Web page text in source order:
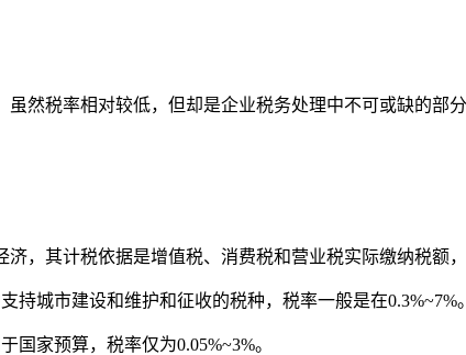
然税率相对较低，但却是企业税务处理中不可或缺的部
，其计税依据是增值税、消费税和营业税实际缴纳税额
城市建设和维护和征收的税种，税率一般是在0.3%~7%。
家预算，税率仅为0.05%~3%。